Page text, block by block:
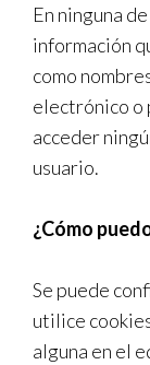
En ninguna
información
como
electrónico o
acceder
usuario.
¿Cómo
Se puede
utilice
alguna en el